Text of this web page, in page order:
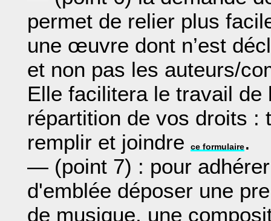
permet de relier plus
une œuvre dont n’est
et non pas les auteurs/
Elle facilitera le travail de
répartition de vos droits :
remplir et joindre
ce formulaire.
— (point 7) : pour
d'emblée déposer une
de musique, une